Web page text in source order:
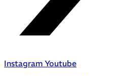
Instagram Youtube